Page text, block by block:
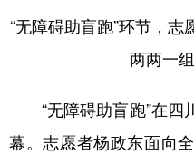
“无障碍助盲跑”环节，志
两两一
“无障碍助盲跑”在
幕。志愿者杨政东面向